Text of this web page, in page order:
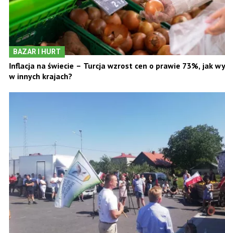
BAZAR I HURT
Inflacja na świecie – Turcja wzrost cen o prawie 73%, jak
innych krajach?